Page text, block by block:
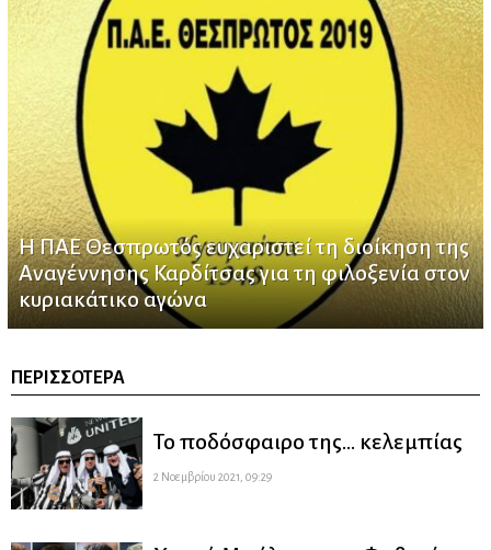
Η ΠΑΕ Θεσπρωτός ευχαριστεί τη διοίκηση της
Αναγέννησης Καρδίτσας για τη φιλοξενία στον
κυριακάτικο αγώνα
ΠΕΡΙΣΣΌΤΕΡΑ
Το ποδόσφαιρο της… κελεμπίας
2 Νοεμβρίου 2021, 09:29